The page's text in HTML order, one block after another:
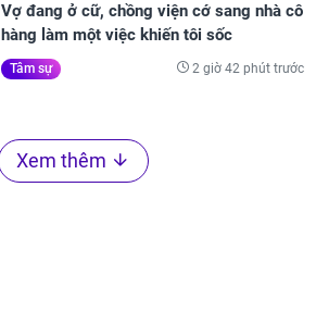
Vợ đang ở cữ, chồng viện cớ sang nhà cô
hàng làm một việc khiến tôi sốc
Tâm sự 2 giờ 42 phút trước
Xem thêm